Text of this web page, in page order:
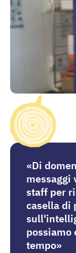
«Di
messaggi
staff per
casella di
tempo»